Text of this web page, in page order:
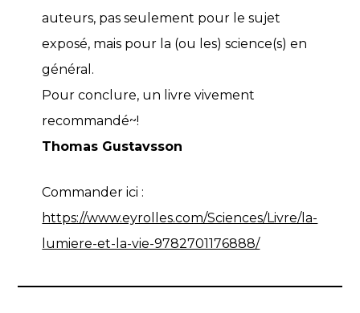
auteurs, pas seulement pour le sujet
exposé, mais pour la (ou les) science(s) en
général.
Pour conclure, un livre vivement
recommandé~!
Thomas Gustavsson
Commander ici :
https://www.eyrolles.com/Sciences/Livre/la-
lumiere-et-la-vie-9782701176888/